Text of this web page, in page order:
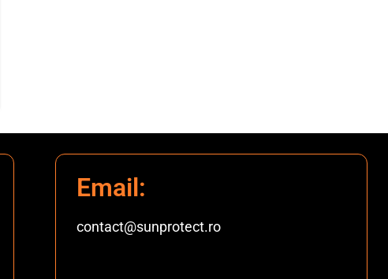
Email:
contact@sunprotect.ro